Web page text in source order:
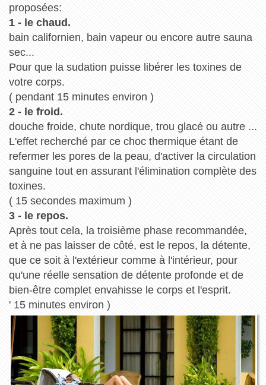
proposées:
1 - le chaud.
bain californien, bain vapeur ou encore autre sauna
sec...
Pour que la sudation puisse libérer les toxines de
votre corps.
( pendant 15 minutes environ )
2 - le froid.
douche froide, chute nordique, trou glacé ou autre ...
L'effet recherché par ce choc thermique étant de
refermer les pores de la peau, d'activer la circulation
sanguine tout en assurant l'élimination complète des
toxines.
( 15 secondes maximum )
3 - le repos.
Après tout cela, la troisième phase recommandée,
et à ne pas laisser de côté, est le repos, la détente,
que ce soit à l'extérieur comme à l'intérieur, pour
qu'une réelle sensation de détente profonde et de
bien-être complet envahisse le corps et l'esprit.
' 15 minutes environ )